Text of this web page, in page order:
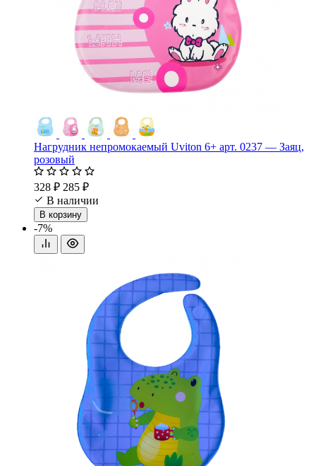
Нагрудник непромокаемый Uviton 6+ арт. 0237 — Заяц,
розовый
328 ₽ 285 ₽
В наличии
В корзину
-7%